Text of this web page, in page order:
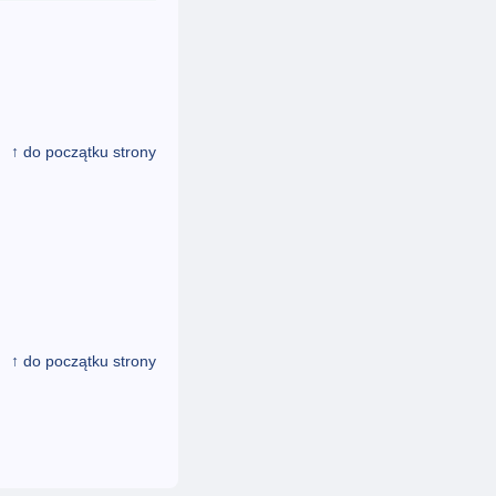
↑ do początku strony
↑ do początku strony